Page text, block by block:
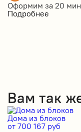
Оформим за 20
Подробнее
Вам так
Дома из блоков
от 700 167 руб